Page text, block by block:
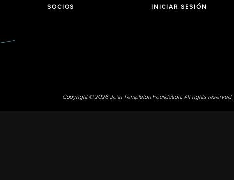
SOCIOS INICIAR SESIÓN
Copyright © 2026 John Templeton Foundation. All rights reserved.